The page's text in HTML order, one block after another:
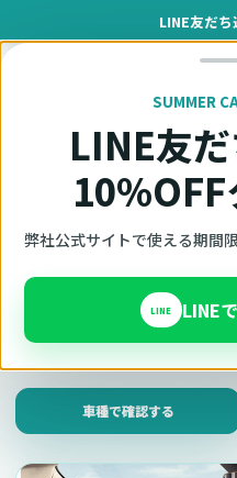
LINE友だ
SUMMER
LINE友
弊社公式サイトで使える期間
LINE LINE
オットキャスト
車種適合確認
車種適合確認
車種と年式
Ottocast（オットキャスト
このページ内で見られます。 迷った場合は、車種と年式を選
車種で確認する